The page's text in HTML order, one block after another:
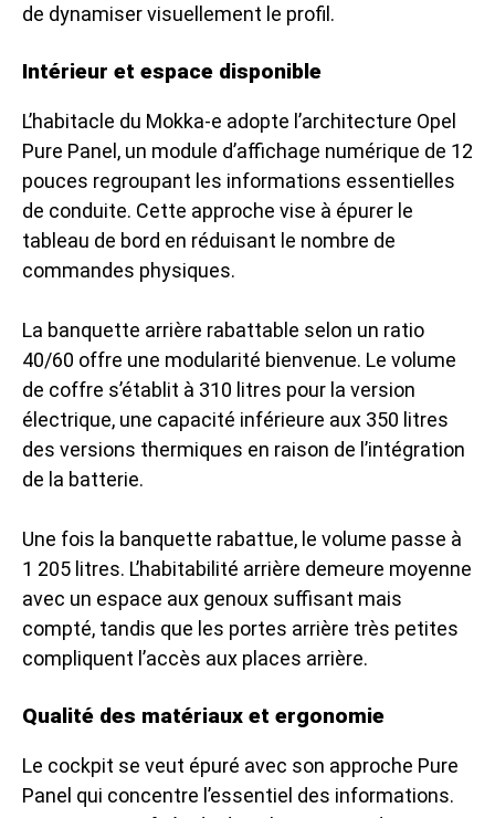
de dynamiser visuellement le profil.
Intérieur et espace disponible
L’habitacle du Mokka-e adopte l’architecture Opel
Pure Panel, un module d’affichage numérique de 12
pouces regroupant les informations essentielles
de conduite. Cette approche vise à épurer le
tableau de bord en réduisant le nombre de
commandes physiques.
La banquette arrière rabattable selon un ratio
40/60 offre une modularité bienvenue. Le volume
de coffre s’établit à 310 litres pour la version
électrique, une capacité inférieure aux 350 litres
des versions thermiques en raison de l’intégration
de la batterie.
Une fois la banquette rabattue, le volume passe à
1 205 litres. L’habitabilité arrière demeure moyenne
avec un espace aux genoux suffisant mais
compté, tandis que les portes arrière très petites
compliquent l’accès aux places arrière.
Qualité des matériaux et ergonomie
Le cockpit se veut épuré avec son approche Pure
Panel qui concentre l’essentiel des informations.